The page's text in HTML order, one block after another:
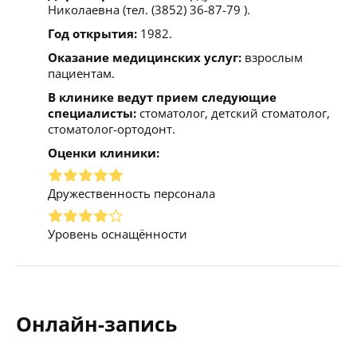
Николаевна (тел. (3852) 36-87-79 ).
Год открытия: 1982.
Оказание медицинских услуг: взрослым
пациентам.
В клинике ведут прием следующие
специалисты: стоматолог, детский стоматолог,
стоматолог-ортодонт.
Оценки клиники:
Дружественность персонала
Уровень оснащённости
Онлайн-запись